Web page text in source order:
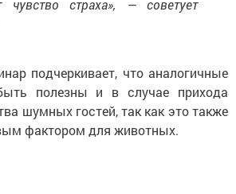
чувство страха», — советует
подчеркивает, что аналогичные
полезны и в случае прихода
шумных гостей, так как это также
фактором для животных.